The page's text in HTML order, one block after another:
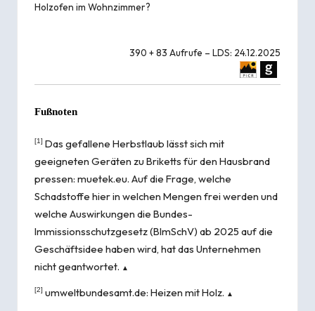
Holzofen im Wohnzimmer?
390 + 83 Aufrufe – LDS: 24.12.2025
Fußnoten
[1] Das gefallene Herbstlaub lässt sich mit
geeigneten Geräten zu Briketts für den Hausbrand
pressen: muetek.eu. Auf die Frage, welche
Schadstoffe hier in welchen Mengen frei werden und
welche Auswirkungen die Bundes-
Immissionsschutzgesetz (BImSchV) ab 2025 auf die
Geschäftsidee haben wird, hat das Unternehmen
nicht geantwortet. ▲
[2] umweltbundesamt.de: Heizen mit Holz. ▲